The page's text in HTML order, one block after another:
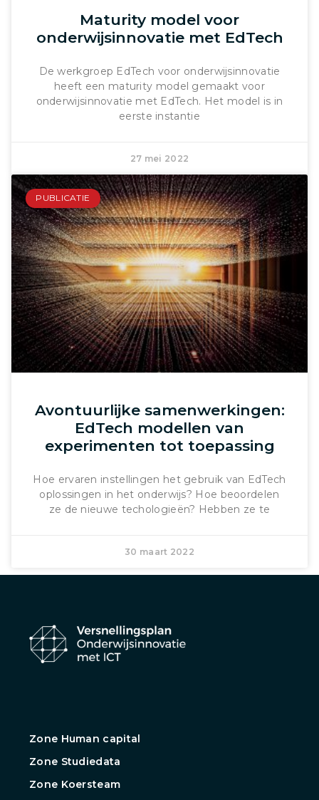
Maturity model voor
onderwijsinnovatie met EdTech
De werkgroep EdTech voor onderwijsinnovatie
heeft een maturity model gemaakt voor
onderwijsinnovatie met EdTech. Het model is in
eerste instantie
27 mei 2022
PUBLICATIE
Avontuurlijke samenwerkingen:
EdTech modellen van
experimenten tot toepassing
Hoe ervaren instellingen het gebruik van EdTech
oplossingen in het onderwijs? Hoe beoordelen
ze de nieuwe techologieën? Hebben ze te
30 maart 2022
Zone Human capital
Zone Studiedata
Zone Koersteam